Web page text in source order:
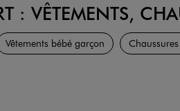
VÊTEMENTS,
Bébé
Vêtements bébé garçon